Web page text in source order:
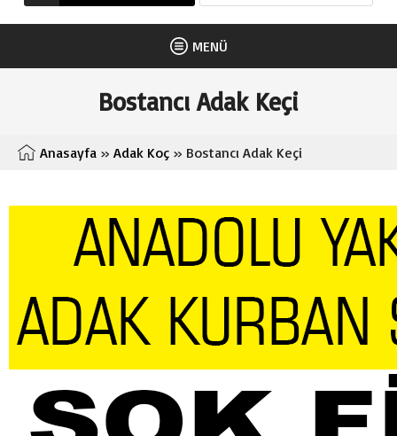
MENÜ
Bostancı Adak Keçi
Anasayfa » Adak Koç » Bostancı Adak Keçi